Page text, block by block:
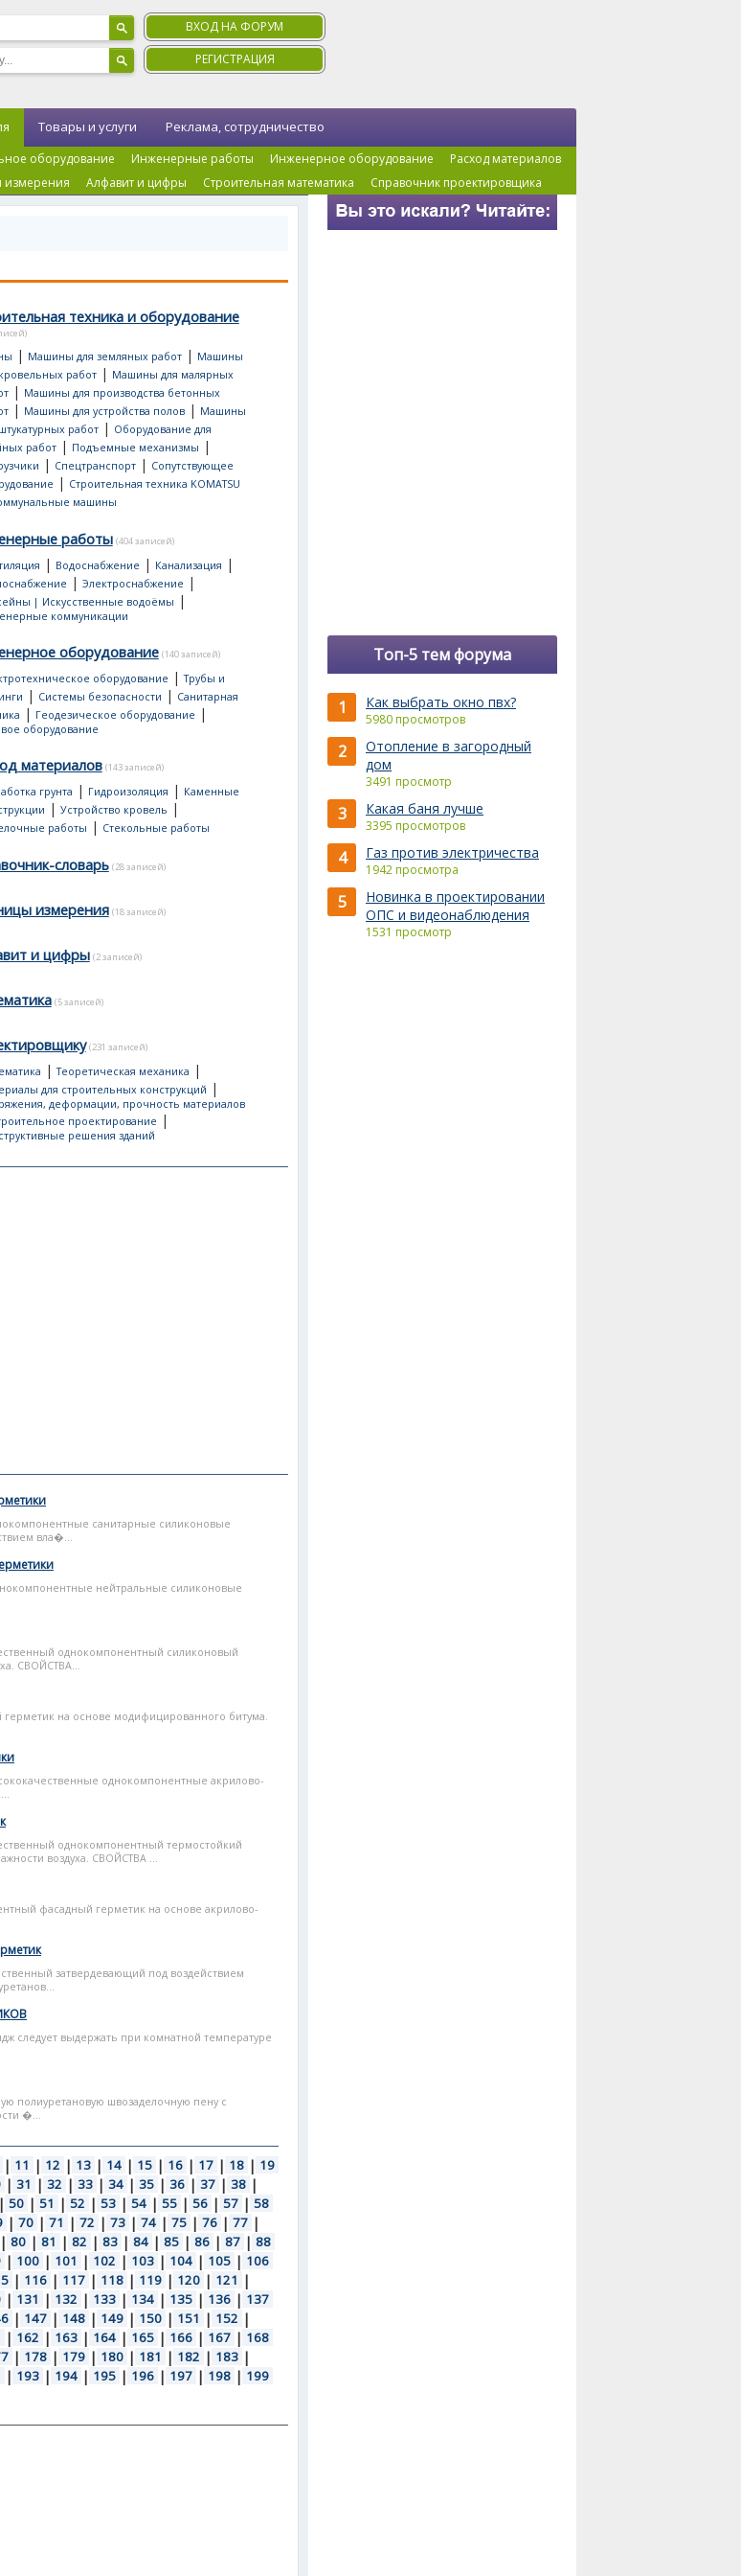
ВХОД НА ФОРУМ
РЕГИСТРАЦИЯ
оборудование Инженерные работы Инженерное оборудование
Расход материалов
измерения Алфавит и цифры Строительная математика Справочник проектировщика
Товары и услуги Реклама, сотрудничество
техника и оборудование
| Машины для земляных работ| Машины
работ| Машины для малярных
| Машины для производства бетонных
| Машины для устройства полов| Машины
работ| Оборудование для
работ| Подъемные механизмы |
| Спецтранспорт| Сопутствующее
| Строительная техника KOMATSU
машины
работы (404 записей)
| Водоснабжение | Канализация |
| Электроснабжение |
| Искусственные водоёмы |
коммуникации
оборудование (140 записей)
оборудование |Трубы и
| Системы безопасности | Санитарная
| Геодезическое оборудование |
оборудование
материалов (143 записей)
грунта | Гидроизоляция | Каменные
| Устройство кровель |
работы | Стекольные работы
словарь (28 записей)
измерения (18 записей)
и цифры (2 записей)
(5 записей)
(231 записей)
|Теоретическая механика |
для строительных конструкций |
деформации, прочность материалов
проектирование |
решения зданий
санитарные силиконовые
вла�...
нейтральные силиконовые
однокомпонентный силиконовый
СВОЙСТВА...
на основе модифицированного битума.
однокомпонентные акрилово-
однокомпонентный термостойкий
воздуха. СВОЙСТВА ...
фасадный герметик на основе акрилово-
затвердевающий под воздействием
выдержать при комнатной температуре
полиуретановую швозаделочную пену с
�...
| 11 | 12 | 13 | 14 | 15 | 16 | 17 | 18 | 19
| 31 | 32 | 33 | 34 | 35 | 36 | 37 | 38 |
| 50 | 51 | 52 | 53 | 54 | 55 | 56 | 57 | 58
| 70 | 71 | 72 | 73 | 74 | 75 | 76 | 77 |
| 80 | 81 | 82 | 83 | 84 | 85 | 86 | 87 | 88
| 100 | 101 | 102 | 103 | 104 | 105 | 106
| 116 | 117 | 118 | 119 | 120 | 121 |
| 131 | 132 | 133 | 134 | 135 | 136 | 137
| 147 | 148 | 149 | 150 | 151 | 152 |
| 162 | 163 | 164 | 165 | 166 | 167 | 168
| 178 | 179 | 180 | 181 | 182 | 183 |
| 193 | 194 | 195 | 196 | 197 | 198 | 199
Топ-5 тем форума
1 Как выбрать окно пвх?
5980 просмотров
2
Отопление в загородный
дом
3491 просмотр
3 Какая баня лучше
3395 просмотров
4 Газ против электричества
1942 просмотра
5
Новинка в проектировании
ОПС и видеонаблюдения
1531 просмотр